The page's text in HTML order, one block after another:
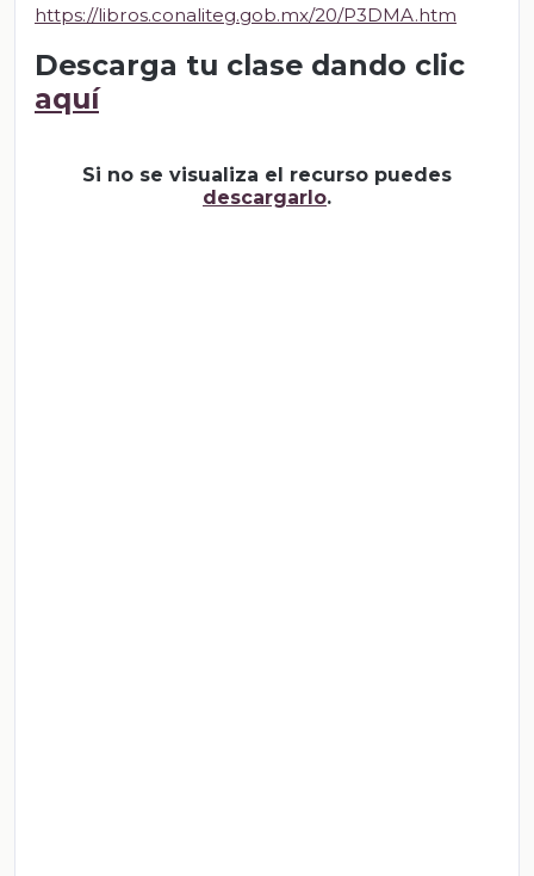
https://libros.conaliteg.gob.mx/20/P3DMA.htm
Descarga tu clase dando clic
aquí
Si no se visualiza el recurso puedes
descargarlo.